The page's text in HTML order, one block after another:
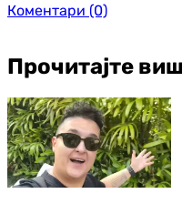
Коментари (0)
Прочитајте